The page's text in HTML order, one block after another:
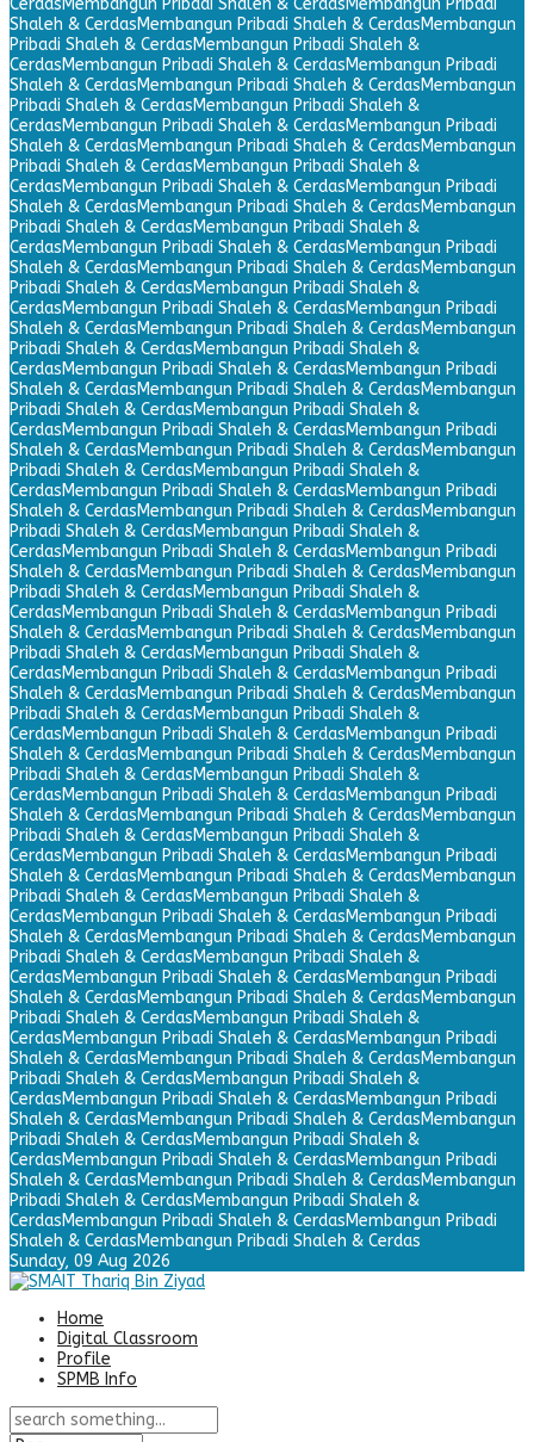
CerdasMembangun Pribadi Shaleh & CerdasMembangun Pribadi
Shaleh & CerdasMembangun Pribadi Shaleh & CerdasMembangun
Pribadi Shaleh & CerdasMembangun Pribadi Shaleh &
CerdasMembangun Pribadi Shaleh & CerdasMembangun Pribadi
Shaleh & CerdasMembangun Pribadi Shaleh & CerdasMembangun
Pribadi Shaleh & CerdasMembangun Pribadi Shaleh &
CerdasMembangun Pribadi Shaleh & CerdasMembangun Pribadi
Shaleh & CerdasMembangun Pribadi Shaleh & CerdasMembangun
Pribadi Shaleh & CerdasMembangun Pribadi Shaleh &
CerdasMembangun Pribadi Shaleh & CerdasMembangun Pribadi
Shaleh & CerdasMembangun Pribadi Shaleh & CerdasMembangun
Pribadi Shaleh & CerdasMembangun Pribadi Shaleh &
CerdasMembangun Pribadi Shaleh & CerdasMembangun Pribadi
Shaleh & CerdasMembangun Pribadi Shaleh & CerdasMembangun
Pribadi Shaleh & CerdasMembangun Pribadi Shaleh &
CerdasMembangun Pribadi Shaleh & CerdasMembangun Pribadi
Shaleh & CerdasMembangun Pribadi Shaleh & CerdasMembangun
Pribadi Shaleh & CerdasMembangun Pribadi Shaleh &
CerdasMembangun Pribadi Shaleh & CerdasMembangun Pribadi
Shaleh & CerdasMembangun Pribadi Shaleh & CerdasMembangun
Pribadi Shaleh & CerdasMembangun Pribadi Shaleh &
CerdasMembangun Pribadi Shaleh & CerdasMembangun Pribadi
Shaleh & CerdasMembangun Pribadi Shaleh & CerdasMembangun
Pribadi Shaleh & CerdasMembangun Pribadi Shaleh &
CerdasMembangun Pribadi Shaleh & CerdasMembangun Pribadi
Shaleh & CerdasMembangun Pribadi Shaleh & CerdasMembangun
Pribadi Shaleh & CerdasMembangun Pribadi Shaleh &
CerdasMembangun Pribadi Shaleh & CerdasMembangun Pribadi
Shaleh & CerdasMembangun Pribadi Shaleh & CerdasMembangun
Pribadi Shaleh & CerdasMembangun Pribadi Shaleh &
CerdasMembangun Pribadi Shaleh & CerdasMembangun Pribadi
Shaleh & CerdasMembangun Pribadi Shaleh & CerdasMembangun
Pribadi Shaleh & CerdasMembangun Pribadi Shaleh &
CerdasMembangun Pribadi Shaleh & CerdasMembangun Pribadi
Shaleh & CerdasMembangun Pribadi Shaleh & CerdasMembangun
Pribadi Shaleh & CerdasMembangun Pribadi Shaleh &
CerdasMembangun Pribadi Shaleh & CerdasMembangun Pribadi
Shaleh & CerdasMembangun Pribadi Shaleh & CerdasMembangun
Pribadi Shaleh & CerdasMembangun Pribadi Shaleh &
CerdasMembangun Pribadi Shaleh & CerdasMembangun Pribadi
Shaleh & CerdasMembangun Pribadi Shaleh & CerdasMembangun
Pribadi Shaleh & CerdasMembangun Pribadi Shaleh &
CerdasMembangun Pribadi Shaleh & CerdasMembangun Pribadi
Shaleh & CerdasMembangun Pribadi Shaleh & CerdasMembangun
Pribadi Shaleh & CerdasMembangun Pribadi Shaleh &
CerdasMembangun Pribadi Shaleh & CerdasMembangun Pribadi
Shaleh & CerdasMembangun Pribadi Shaleh & CerdasMembangun
Pribadi Shaleh & CerdasMembangun Pribadi Shaleh &
CerdasMembangun Pribadi Shaleh & CerdasMembangun Pribadi
Shaleh & CerdasMembangun Pribadi Shaleh & CerdasMembangun
Pribadi Shaleh & CerdasMembangun Pribadi Shaleh &
CerdasMembangun Pribadi Shaleh & CerdasMembangun Pribadi
Shaleh & CerdasMembangun Pribadi Shaleh & CerdasMembangun
Pribadi Shaleh & CerdasMembangun Pribadi Shaleh &
CerdasMembangun Pribadi Shaleh & CerdasMembangun Pribadi
Shaleh & CerdasMembangun Pribadi Shaleh & CerdasMembangun
Pribadi Shaleh & CerdasMembangun Pribadi Shaleh &
CerdasMembangun Pribadi Shaleh & CerdasMembangun Pribadi
Shaleh & CerdasMembangun Pribadi Shaleh & CerdasMembangun
Pribadi Shaleh & CerdasMembangun Pribadi Shaleh &
CerdasMembangun Pribadi Shaleh & CerdasMembangun Pribadi
Shaleh & CerdasMembangun Pribadi Shaleh & Cerdas
Sunday, 09 Aug 2026
Home
Digital Classroom
Profile
SPMB Info